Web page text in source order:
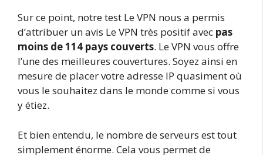
Sur ce point, notre test Le VPN nous a permis
d’attribuer un avis Le VPN très positif avec pas
moins de 114 pays couverts. Le VPN vous offre
l’une des meilleures couvertures. Soyez ainsi en
mesure de placer votre adresse IP quasiment où
vous le souhaitez dans le monde comme si vous
y étiez.
Et bien entendu, le nombre de serveurs est tout
simplement énorme. Cela vous permet de